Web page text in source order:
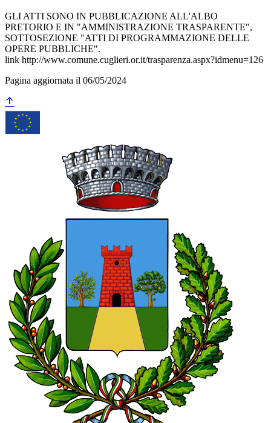
GLI ATTI SONO IN PUBBLICAZIONE ALL'ALBO
PRETORIO E IN "AMMINISTRAZIONE TRASPARENTE",
SOTTOSEZIONE "ATTI DI PROGRAMMAZIONE DELLE
OPERE PUBBLICHE".
link http://www.comune.cuglieri.or.it/trasparenza.aspx?idmenu=126
Pagina aggiornata il 06/05/2024